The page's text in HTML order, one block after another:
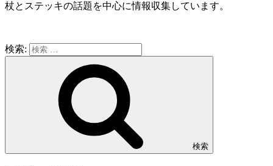
杖とステッキの話題を中心に情報収集しています。
検索:
検索